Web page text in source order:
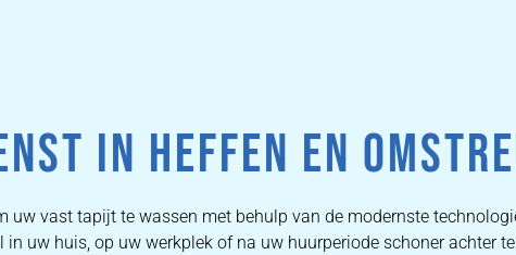
IN HEFFEN EN
vast tapijt te wassen met behulp van de modernste
uw huis, op uw werkplek of na uw huurperiode schoner achter